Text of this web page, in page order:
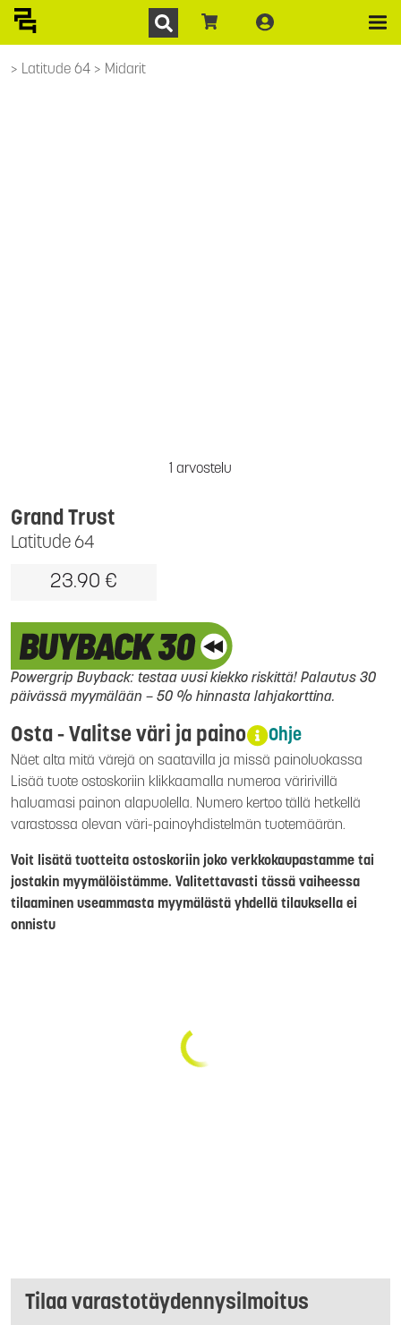
Latitude 64 Midarit
1 arvostelu
Latitude 64
Grand Trust
23.90 €
Powergrip Buyback: testaa uusi kiekko riskittä! Palautus 30
päivässä myymälään – 50 % hinnasta lahjakorttina.
Osta - Valitse väri ja paino Ohje
Näet alta mitä värejä on saatavilla ja missä painoluokassa
Lisää tuote ostoskoriin klikkaamalla numeroa väririvillä
haluamasi painon alapuolella. Numero kertoo tällä hetkellä
varastossa olevan väri-painoyhdistelmän tuotemäärän.
Voit lisätä tuotteita ostoskoriin joko verkkokaupastamme tai
jostakin myymälöistämme. Valitettavasti tässä vaiheessa
tilaaminen useammasta myymälästä yhdellä tilauksella ei
onnistu
Tilaa varastotäydennysilmoitus